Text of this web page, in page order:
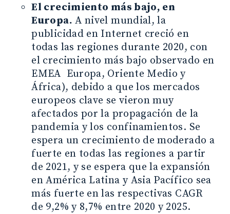
El crecimiento más bajo, en
Europa. A nivel mundial, la
publicidad en Internet creció en
todas las regiones durante 2020, con
el crecimiento más bajo observado en
EMEA Europa, Oriente Medio y
África), debido a que los mercados
europeos clave se vieron muy
afectados por la propagación de la
pandemia y los confinamientos. Se
espera un crecimiento de moderado a
fuerte en todas las regiones a partir
de 2021, y se espera que la expansión
en América Latina y Asia Pacífico sea
más fuerte en las respectivas CAGR
de 9,2% y 8,7% entre 2020 y 2025.